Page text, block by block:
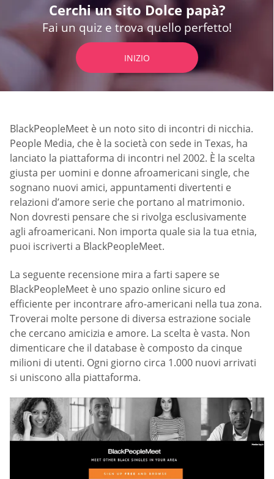
Cerchi un sito Dolce papà?
Fai un quiz e trova quello perfetto!
INIZIO
BlackPeopleMeet è un noto sito di incontri di nicchia.
People Media, che è la società con sede in Texas, ha
lanciato la piattaforma di incontri nel 2002. È la scelta
giusta per uomini e donne afroamericani single, che
sognano nuovi amici, appuntamenti divertenti e
relazioni d’amore serie che portano al matrimonio.
Non dovresti pensare che si rivolga esclusivamente
agli afroamericani. Non importa quale sia la tua etnia,
puoi iscriverti a BlackPeopleMeet.
La seguente recensione mira a farti sapere se
BlackPeopleMeet è uno spazio online sicuro ed
efficiente per incontrare afro-americani nella tua zona.
Troverai molte persone di diversa estrazione sociale
che cercano amicizia e amore. La scelta è vasta. Non
dimenticare che il database è composto da cinque
milioni di utenti. Ogni giorno circa 1.000 nuovi arrivati
si uniscono alla piattaforma.